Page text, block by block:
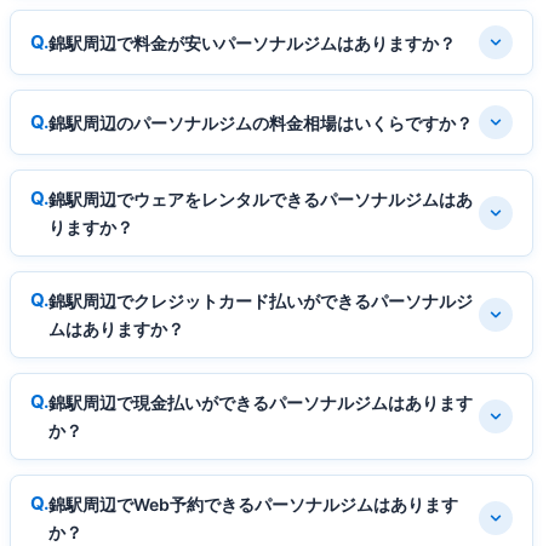
錦駅周辺で料金が安いパーソナルジムはありますか？
錦駅周辺のパーソナルジムの料金相場はいくらですか？
錦駅周辺でウェアをレンタルできるパーソナルジムはあ
りますか？
錦駅周辺でクレジットカード払いができるパーソナルジ
ムはありますか？
錦駅周辺で現金払いができるパーソナルジムはあります
か？
錦駅周辺でWeb予約できるパーソナルジムはあります
か？